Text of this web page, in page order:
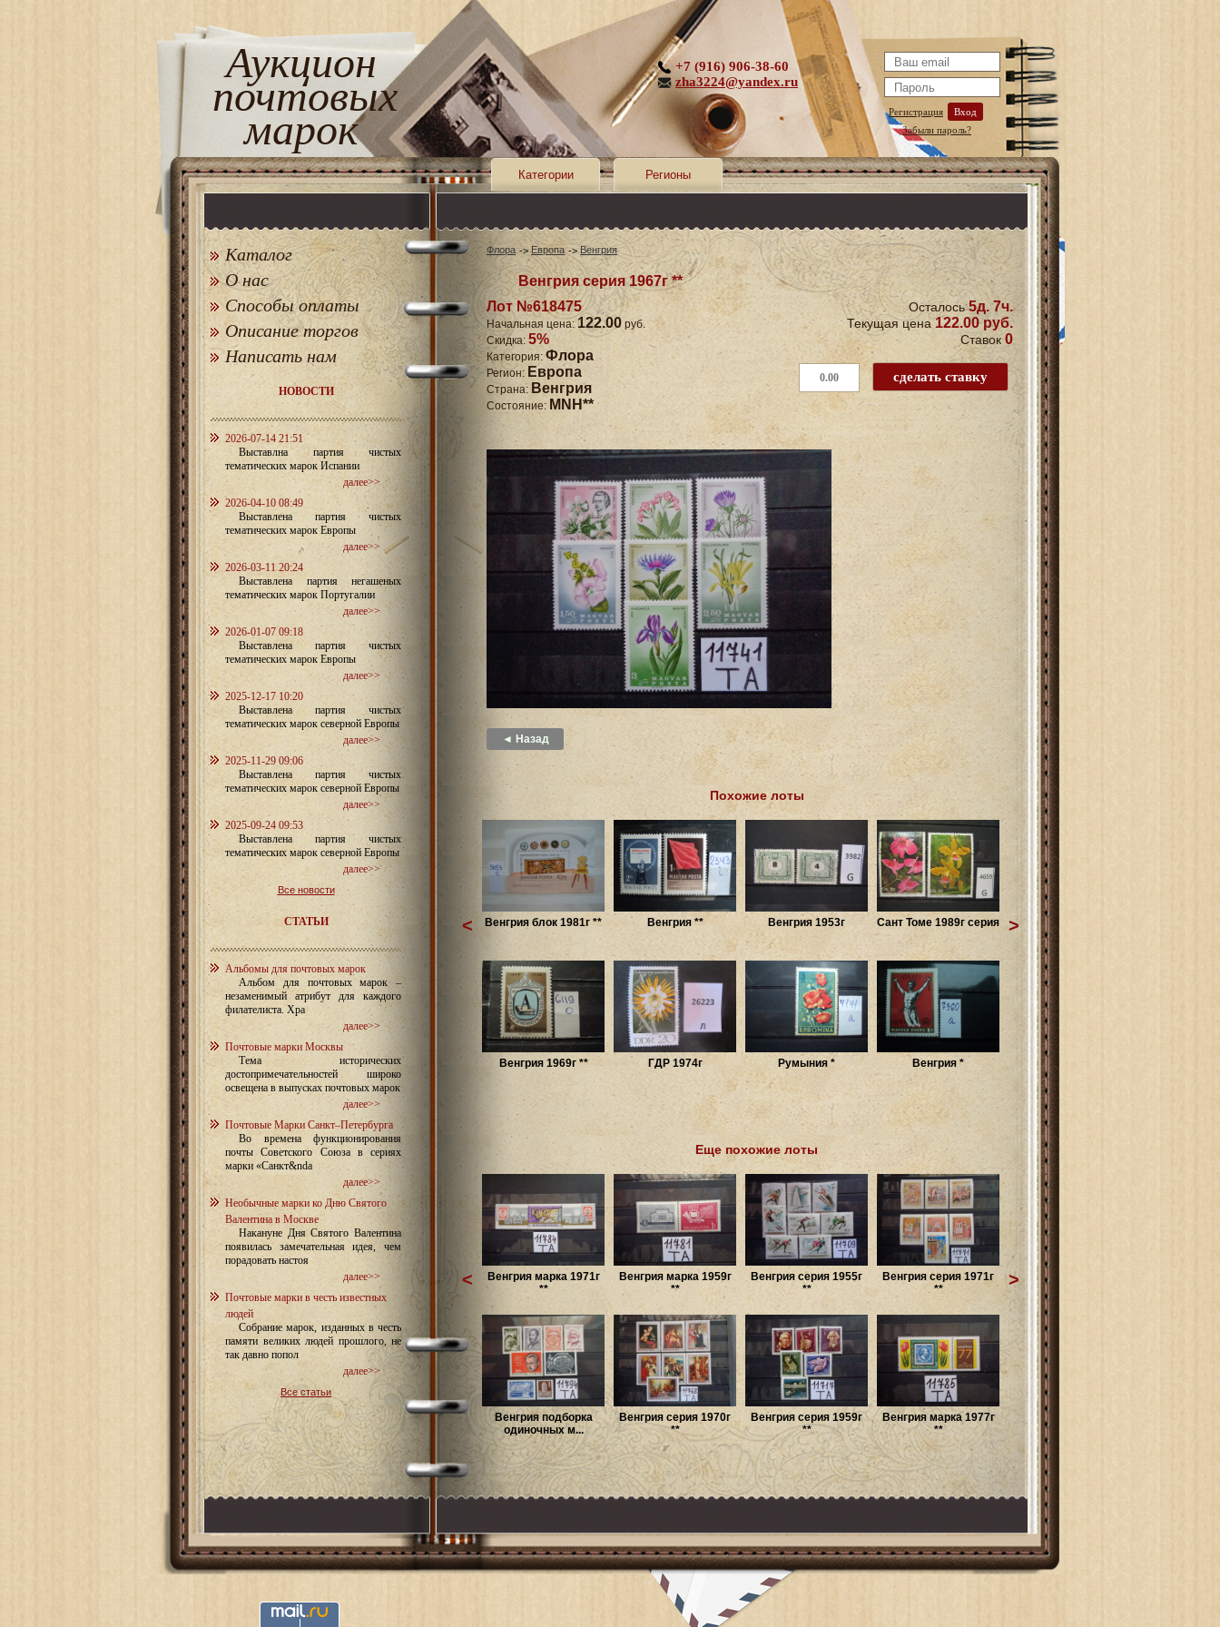
Аукцион
почтовых
марок Регистрация
Вход
Забыли пароль?
+7 (916) 906-38-60
zha3224@yandex.ru
Категории Регионы
Каталог
О нас
Способы оплаты
Описание торгов
Написать нам
НОВОСТИ
2026-07-14 21:51
Выставлна партия чистых
тематических марок Испании
далее>>
2026-04-10 08:49
Выставлена партия чистых
тематических марок Европы
далее>>
2026-03-11 20:24
Выставлена партия негашеных
тематических марок Португалии
далее>>
2026-01-07 09:18
Выставлена партия чистых
тематических марок Европы
далее>>
2025-12-17 10:20
Выставлена партия чистых
тематических марок северной Европы
далее>>
2025-11-29 09:06
Выставлена партия чистых
тематических марок северной Европы
далее>>
2025-09-24 09:53
Выставлена партия чистых
тематических марок северной Европы
далее>>
Все новости
СТАТЬИ
Альбомы для почтовых марок
Альбом для почтовых марок –
незаменимый атрибут для каждого
филателиста. Хра
далее>>
Почтовые марки Москвы
Тема исторических
достопримечательностей широко
освещена в выпусках почтовых марок
далее>>
Почтовые Марки Санкт–Петербурга
Во времена функционирования
почты Советского Союза в сериях
марки «Санкт&nda
далее>>
Необычные марки ко Дню Святого
Валентина в Москве
Накануне Дня Святого Валентина
появилась замечательная идея, чем
порадовать настоя
далее>>
Почтовые марки в честь известных
людей
Собрание марок, изданных в честь
памяти великих людей прошлого, не
так давно попол
далее>>
Все статьи
Флора Европа Венгрия
Венгрия серия 1967г **
Лот №618475
Начальная цена: 122.00 руб.
Скидка: 5%
Категория: Флора
Регион: Европа
Страна: Венгрия
Состояние: MNH**
Осталось5д. 7ч.
Текущая цена122.00 руб.
Ставок 0
◄ Назад
Похожие лоты
Венгрия блок 1981г ** Венгрия ** Венгрия 1953г Сант Томе 1989г серия
Венгрия 1969г ** ГДР 1974г Румыния * Венгрия *
< >
Еще похожие лоты
Венгрия марка 1971г
**
Венгрия марка 1959г
**
Венгрия серия 1955г
**
Венгрия серия 1971г
**
Венгрия подборка
одиночных м...
Венгрия серия 1970г
**
Венгрия серия 1959г
**
Венгрия марка 1977г
**
< >